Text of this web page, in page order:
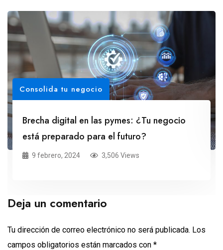
Consolida tu negocio
Brecha digital en las pymes: ¿Tu negocio
está preparado para el futuro?
9 febrero, 2024 3,506 Views
Deja un comentario
Tu dirección de correo electrónico no será publicada. Los
campos obligatorios están marcados con *